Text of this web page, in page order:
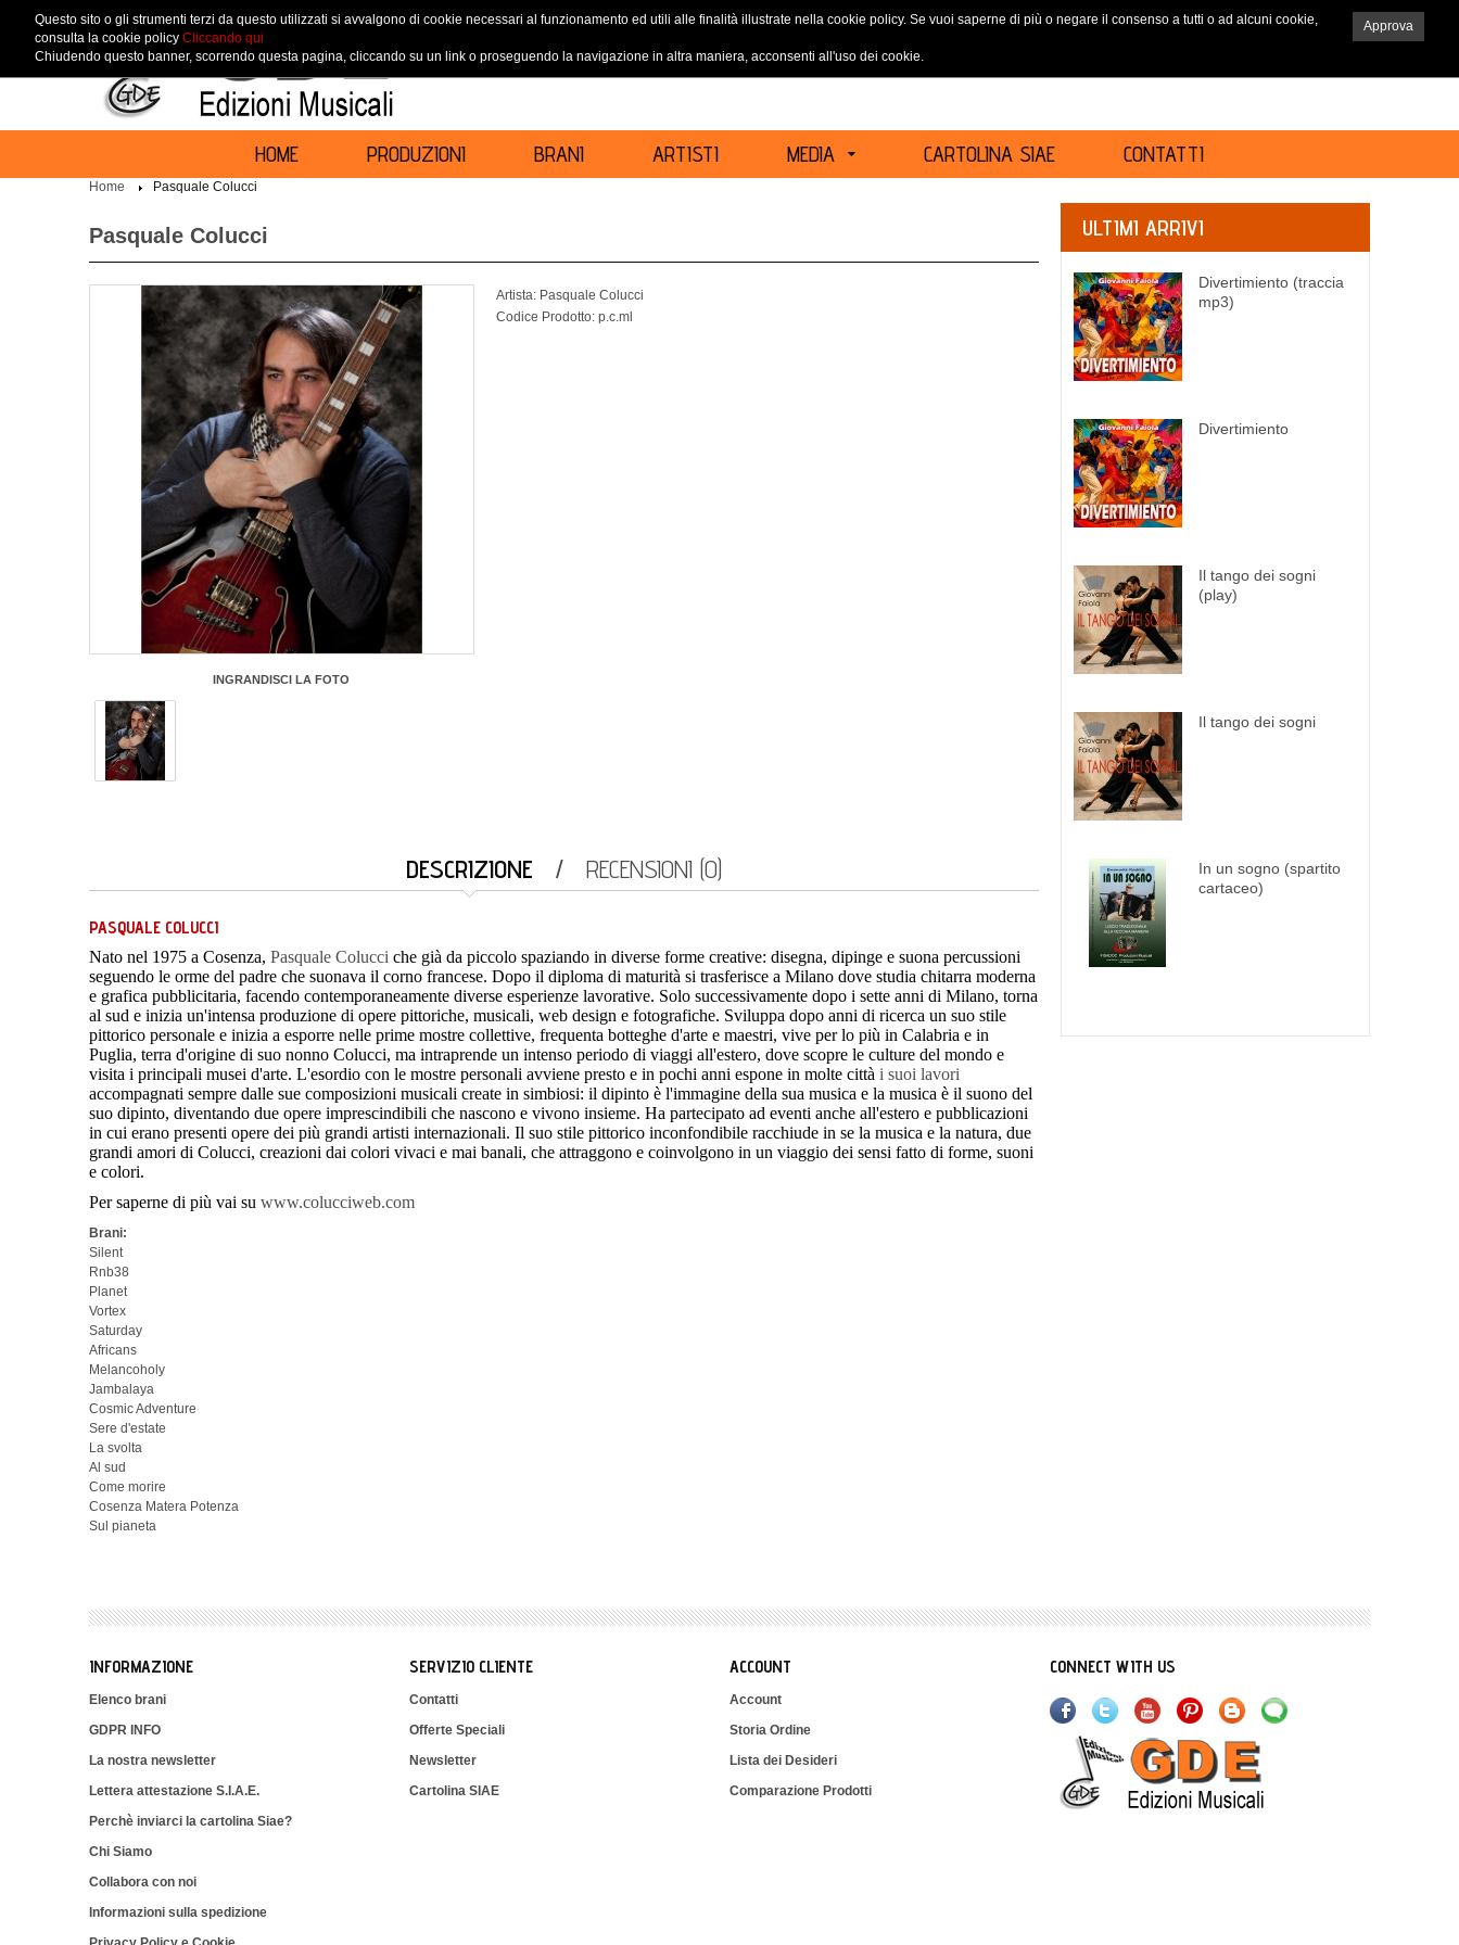
ACCEDI REGISTRATI
HOME PRODUZIONI BRANI ARTISTI MEDIA CARTOLINA SIAE CONTATTI
Home Pasquale Colucci
ULTIMI ARRIVI
Divertimiento (traccia
mp3)
Divertimiento
Il tango dei sogni
(play)
Il tango dei sogni
In un sogno (spartito
cartaceo)
Pasquale Colucci
INGRANDISCI LA FOTO
Artista: Pasquale Colucci
Codice Prodotto:p.c.ml
DESCRIZIONE RECENSIONI (0)
PASQUALE COLUCCI
Nato nel 1975 a Cosenza, Pasquale Colucci che già da piccolo spaziando in diverse forme creative: disegna, dipinge e suona percussioni
seguendo le orme del padre che suonava il corno francese. Dopo il diploma di maturità si trasferisce a Milano dove studia chitarra moderna
e grafica pubblicitaria, facendo contemporaneamente diverse esperienze lavorative. Solo successivamente dopo i sette anni di Milano, torna
al sud e inizia un'intensa produzione di opere pittoriche, musicali, web design e fotografiche. Sviluppa dopo anni di ricerca un suo stile
pittorico personale e inizia a esporre nelle prime mostre collettive, frequenta botteghe d'arte e maestri, vive per lo più in Calabria e in
Puglia, terra d'origine di suo nonno Colucci, ma intraprende un intenso periodo di viaggi all'estero, dove scopre le culture del mondo e
visita i principali musei d'arte. L'esordio con le mostre personali avviene presto e in pochi anni espone in molte città i suoi lavori
accompagnati sempre dalle sue composizioni musicali create in simbiosi: il dipinto è l'immagine della sua musica e la musica è il suono del
suo dipinto, diventando due opere imprescindibili che nascono e vivono insieme. Ha partecipato ad eventi anche all'estero e pubblicazioni
in cui erano presenti opere dei più grandi artisti internazionali. Il suo stile pittorico inconfondibile racchiude in se la musica e la natura, due
grandi amori di Colucci, creazioni dai colori vivaci e mai banali, che attraggono e coinvolgono in un viaggio dei sensi fatto di forme, suoni
e colori.
Per saperne di più vai su www.colucciweb.com
Brani:
Silent
Rnb38
Planet
Vortex
Saturday
Africans
Melancoholy
Jambalaya
Cosmic Adventure
Sere d'estate
La svolta
Al sud
Come morire
Cosenza Matera Potenza
Sul pianeta
INFORMAZIONE
Elenco brani
GDPR INFO
La nostra newsletter
Lettera attestazione S.I.A.E.
Perchè inviarci la cartolina Siae?
Chi Siamo
Collabora con noi
Informazioni sulla spedizione
SERVIZIO CLIENTE
Contatti
Offerte Speciali
Newsletter
Cartolina SIAE
ACCOUNT
Account
Storia Ordine
Lista dei Desideri
Comparazione Prodotti
CONNECT WITH US
Approva
Questo sito o gli strumenti terzi da questo utilizzati si avvalgono di cookie necessari al funzionamento ed utili alle finalità illustrate nella cookie policy. Se vuoi saperne di più o negare il consenso a tutti o ad alcuni cookie,
consulta la cookie policy Cliccando qui
Chiudendo questo banner, scorrendo questa pagina, cliccando su un link o proseguendo la navigazione in altra maniera, acconsenti all'uso dei cookie.